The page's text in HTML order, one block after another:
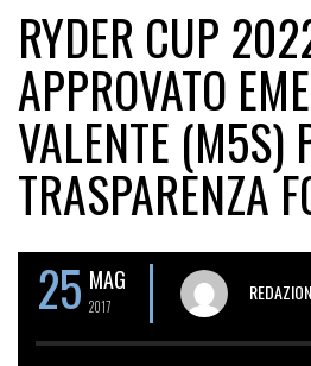
RYDER CUP
APPROVATO
VALENTE (M5S)
TRASPARENZA
25 MAG
2017